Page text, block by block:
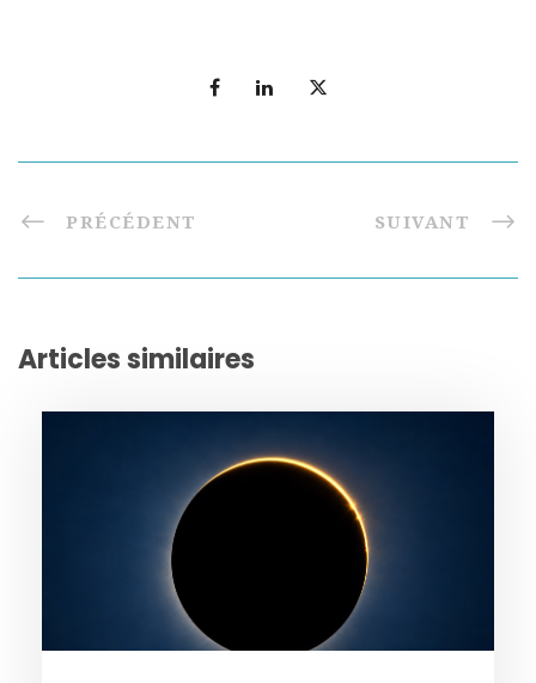
PRÉCÉDENT SUIVANT
Articles similaires